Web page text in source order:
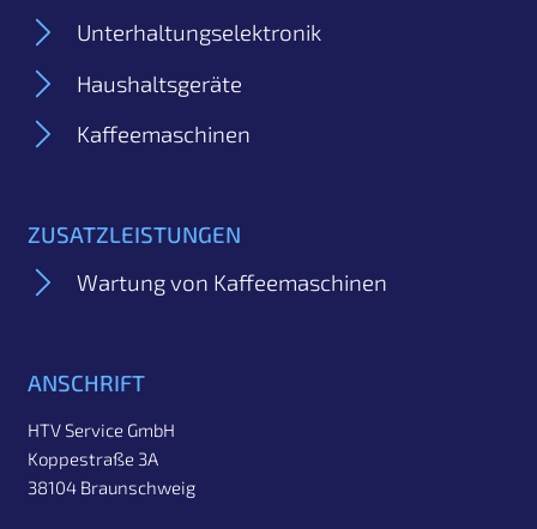
Unterhaltungs­elektronik
Haushalts­geräte
Kaffee­maschinen
ZUSATZLEISTUNGEN
Wartung von Kaffeemaschinen
ANSCHRIFT
HTV Service GmbH
Koppestraße 3A
38104 Braunschweig